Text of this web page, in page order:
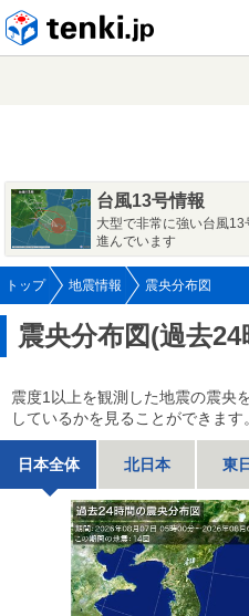
台風13号情報
大型で非常に強い台風
進んでいます
トップ 地震情報 震央分布図
震央分布図(過去24
震度1以上を観測した地震の震央
しているかを見ることができます。
日本全体 北日本 東